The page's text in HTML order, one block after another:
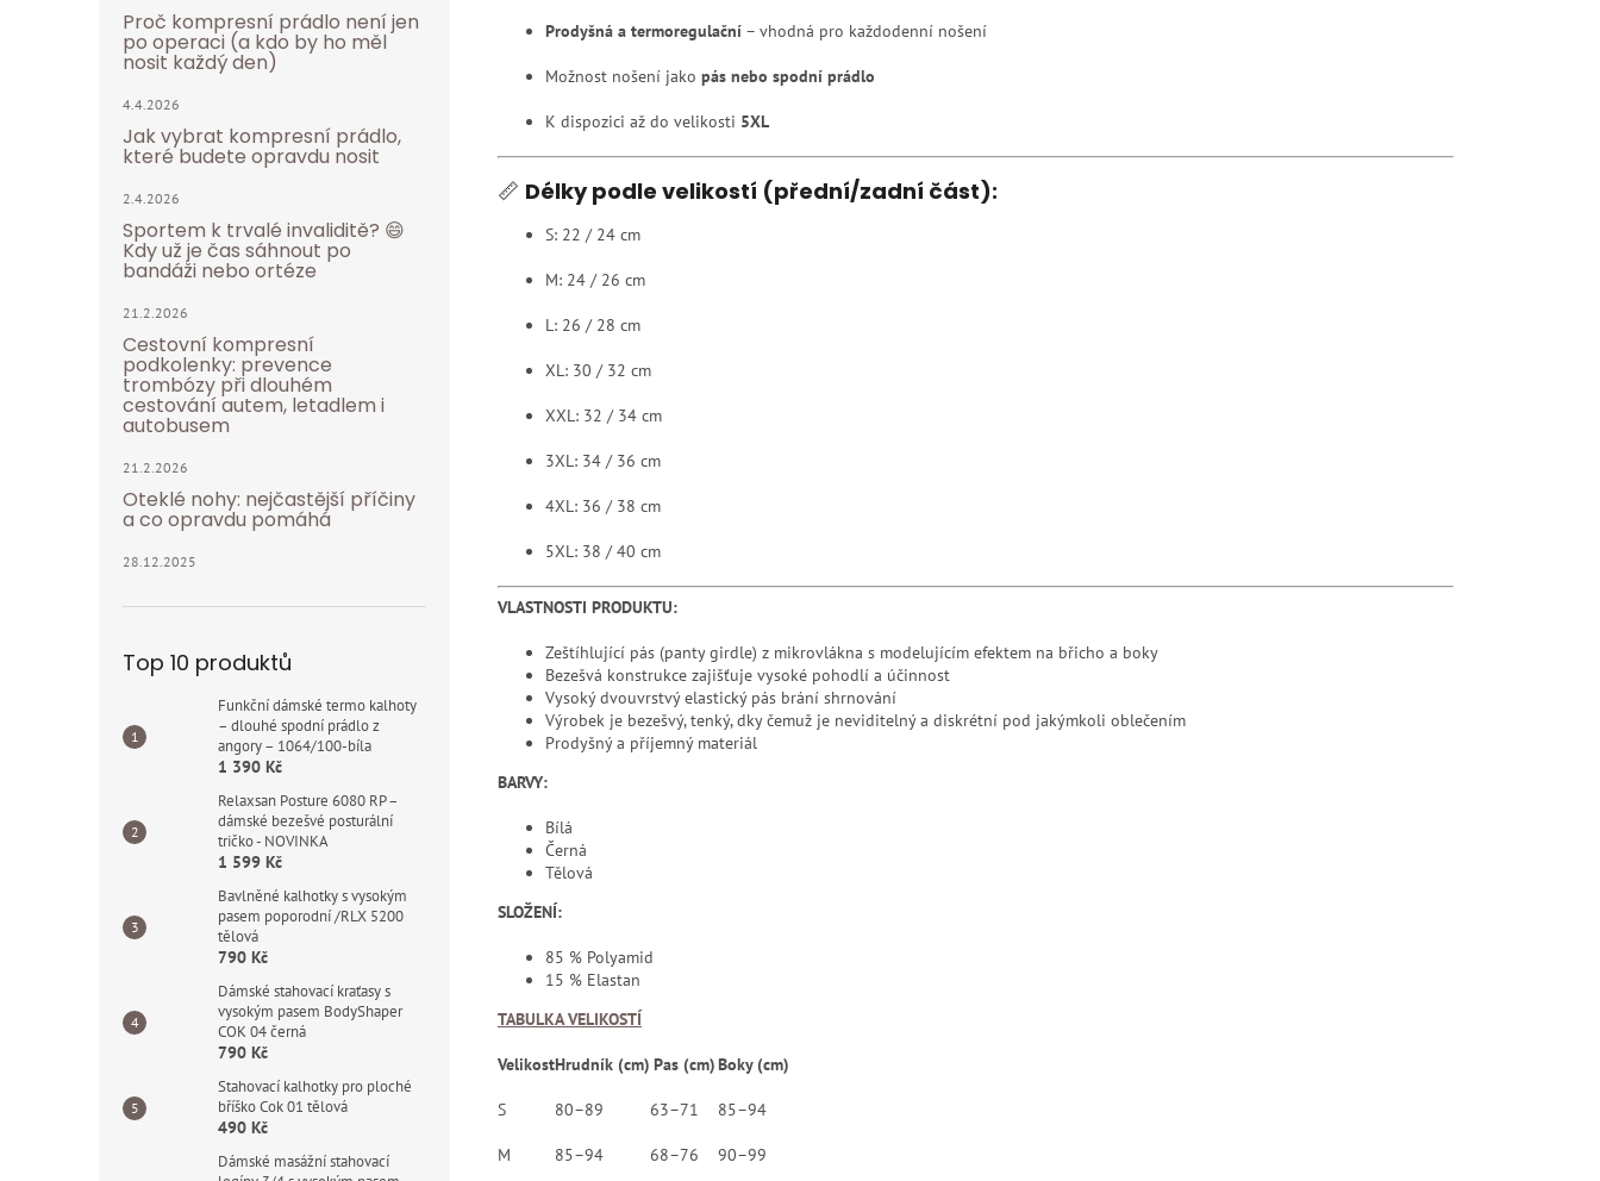
Proč kompresní prádlo není jen
po operaci (a kdo by ho měl
nosit každý den)
4.4.2026
Jak vybrat kompresní prádlo,
které budete opravdu nosit
2.4.2026
Sportem k trvalé invaliditě? 😄
Kdy už je čas sáhnout po
bandáži nebo ortéze
21.2.2026
Cestovní kompresní
podkolenky: prevence
trombózy při dlouhém
cestování autem, letadlem i
autobusem
21.2.2026
Oteklé nohy: nejčastější příčiny
a co opravdu pomáhá
28.12.2025
Top 10 produktů
Funkční dámské termo kalhoty
– dlouhé spodní prádlo z
angory – 1064/100-bíla
1 390 Kč
Relaxsan Posture 6080 RP –
dámské bezešvé posturální
tričko - NOVINKA
1 599 Kč
Bavlněné kalhotky s vysokým
pasem poporodní /RLX 5200
tělová
790 Kč
Dámské stahovací kraťasy s
vysokým pasem BodyShaper
COK 04 černá
790 Kč
Stahovací kalhotky pro ploché
bříško Cok 01 tělová
490 Kč
Dámské masážní stahovací
Prodyšná a termoregulační – vhodná pro každodenní nošení
Možnost nošení jako pás nebo spodní prádlo
K dispozici až do velikosti 5XL
📏 Délky podle velikostí (přední/zadní část):
S: 22 / 24 cm
M: 24 / 26 cm
L: 26 / 28 cm
XL: 30 / 32 cm
XXL: 32 / 34 cm
3XL: 34 / 36 cm
4XL: 36 / 38 cm
5XL: 38 / 40 cm
VLASTNOSTI PRODUKTU:
Zeštíhlující pás (panty girdle) z mikrovlákna s modelujícím efektem na břicho a boky
Bezešvá konstrukce zajišťuje vysoké pohodlí a účinnost
Vysoký dvouvrstvý elastický pás brání shrnování
Výrobek je bezešvý, tenký, dky čemuž je neviditelný a diskrétní pod jakýmkoli oblečením
Prodyšný a příjemný materiál
BARVY:
Bílá
Černá
Tělová
SLOŽENÍ:
85 % Polyamid
15 % Elastan
TABULKA VELIKOSTÍ
VelikostHrudník (cm) Pas (cm)Boky (cm)
S 80–89 63–71 85–94
M 85–94 68–76 90–99